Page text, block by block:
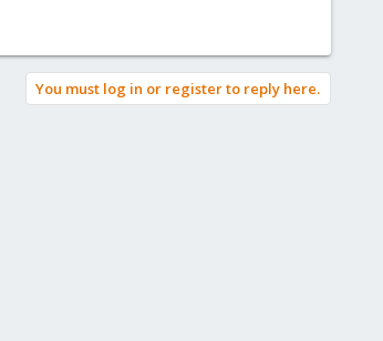
You must log in or register to reply here.